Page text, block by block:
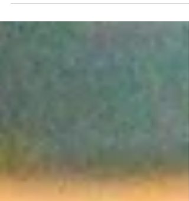
céramique . On vous explique comment...